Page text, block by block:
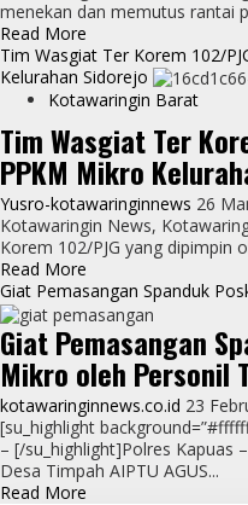
menekan dan memutus rantai
Read More
more
about
Pemkab
Kobar
Dukung
Penuh
Posko
PPKM
Mikro,
Guna
Kasus
Covid-
19
Tim Wasgiat Ter Korem 102/
Kelurahan Sidorejo
Kotawaringin Barat
Tim Wasgiat Ter
PPKM Mikro
Yusro-kotawaringinnews 26
Kotawaringin News,
Korem 102/PJG yang dipimpin
Read More
more
about
Tim
Wasgiat
Ter
Korem
102/PJG
Tinjau
Posko
Giat Pemasangan Spanduk
Giat Pemasangan
Mikro oleh Personil
kotawaringinnews.co.id 23
[su_highlight
– [/su_highlight]Polres Kapuas
Desa Timpah AIPTU AGUS...
Read More